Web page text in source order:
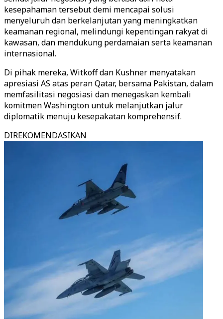
kesepahaman tersebut demi mencapai solusi
menyeluruh dan berkelanjutan yang meningkatkan
keamanan regional, melindungi kepentingan rakyat di
kawasan, dan mendukung perdamaian serta keamanan
internasional.
Di pihak mereka, Witkoff dan Kushner menyatakan
apresiasi AS atas peran Qatar, bersama Pakistan, dalam
memfasilitasi negosiasi dan menegaskan kembali
komitmen Washington untuk melanjutkan jalur
diplomatik menuju kesepakatan komprehensif.
DIREKOMENDASIKAN